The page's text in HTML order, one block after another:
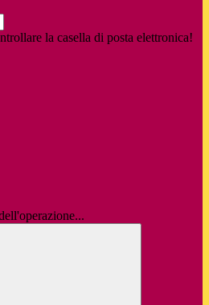
la casella di posta elettronica!